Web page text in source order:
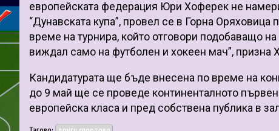
европейската федерация Юри Хоферек не
“Дунавската купа”, провел се в Горна
време на турнира, който отговори подобаващо
виждал само на футболен и хокеен мач”, призна
Кандидатурата ще бъде внесена по време на
до 9 май ще се проведе континенталното
европейска класа и пред собствена публика в